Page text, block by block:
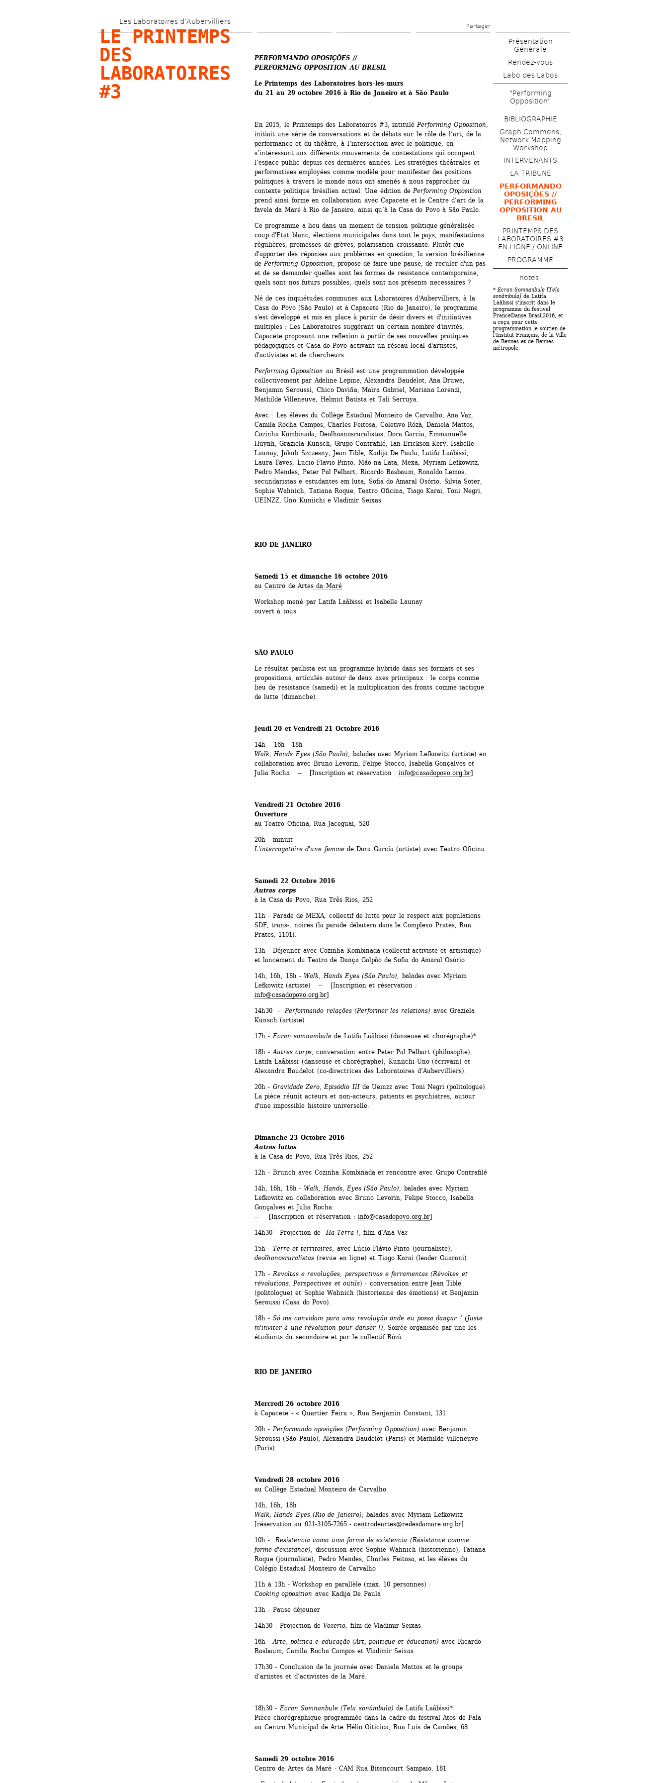
contenu
Les Laboratoires d’Aubervilliers
Partager
LE PRINTEMPS
DES
LABORATOIRES
#3
PERFORMANDO OPOSIÇÕES //
PERFORMING OPPOSITION AU BRESIL
Le Printemps des Laboratoires hors-les-murs
du 21 au 29 octobre 2016 à Rio de Janeiro et à São Paulo
En 2015, le Printemps des Laboratoires #3, intitulé Performing Opposition,
initiait une série de conversations et de débats sur le rôle de l’art, de la
performance et du théâtre, à l’intersection avec le politique, en
s’intéressant aux différents mouvements de contestations qui occupent
l’espace public depuis ces dernières années. Les stratégies théâtrales et
performatives employées comme modèle pour manifester des positions
politiques à travers le monde nous ont amenés à nous rapprocher du
contexte politique brésilien actuel. Une édition de Performing Opposition
prend ainsi forme en collaboration avec Capacete et le Centre d’art de la
favela da Maré à Rio de Janeiro, ainsi qu’à la Casa do Povo à São Paulo.
Ce programme a lieu dans un moment de tension politique généralisée -
coup d'Etat blanc, élections municipales dans tout le pays, manifestations
régulières, promesses de grèves, polarisation croissante. Plutôt que
d'apporter des réponses aux problèmes en question, la version brésilienne
de Performing Opposition, propose de faire une pause, de reculer d'un pas
et de se demander quelles sont les formes de resistance contemporaine,
quels sont nos futurs possibles, quels sont nos présents necessaires ?
Né de ces inquiétudes communes aux Laboratoires d'Aubervilliers, à la
Casa do Povo (São Paulo) et à Capacete (Rio de Janeiro), le programme
s'est développé et mis en place à partir de désir divers et d'initiatives
multiples : Les Laboratoires suggérant un certain nombre d'invités,
Capacete proposant une reflexion à partir de ses nouvelles pratiques
pédagogiques et Casa do Povo activant un réseau local d'artistes,
d'activistes et de chercheurs.
Performing Opposition au Brésil est une programmation développée
collectivement par Adeline Lepine, Alexandra Baudelot, Ana Druwe,
Benjamin Seroussi, Chico Daviña, Maïra Gabriel, Mariana Lorenzi,
Mathilde Villeneuve, Helmut Batista et Tali Serruya.
Avec : Les élèves du Collège Estadual Monteiro de Carvalho, Ana Vaz,
Camila Rocha Campos, Charles Feitosa, Coletivo Rózà, Daniela Mattos,
Cozinha Kombinada, Deolhosnosruralistas, Dora Garcia, Emmanuelle
Huynh, Graziela Kunsch, Grupo Contrafilé, Ian Erickson-Kery, Isabelle
Launay, Jakub Szczesny, Jean Tible, Kadija De Paula, Latifa Laâbissi,
Laura Taves, Lucio Flavio Pinto, Mão na Lata, Mexa, Myriam Lefkowitz,
Pedro Mendes, Peter Pal Pelbart, Ricardo Basbaum, Ronaldo Lemos,
secundaristas e estudantes em luta, Sofia do Amaral Osório, Silvia Soter,
Sophie Wahnich, Tatiana Roque, Teatro Oficina, Tiago Karai, Toni Negri,
UEINZZ, Uno Kuniichi e Vladimir Seixas.
RIO DE JANEIRO
Samedi 15 et dimanche 16 octobre 2016
au Centro de Artes da Maré
Workshop mené par Latifa Laâbissi et Isabelle Launay
ouvert à tous
SÃO PAULO
Le résultat paulista est un programme hybride dans ses formats et ses
propositions, articulés autour de deux axes principaux : le corps comme
lieu de resistance (samedi) et la multiplication des fronts comme tactique
de lutte (dimanche).
Jeudi 20 et Vendredi 21 Octobre 2016
14h – 16h - 18h
Walk, Hands Eyes (São Paulo), balades avec Myriam Lefkowitz (artiste) en
collaboration avec Bruno Levorin, Felipe Stocco, Isabella Gonçalves et
Julia Rocha -- [Inscription et réservation : info@casadopovo.org.br]
Vendredi 21 Octobre 2016
Ouverture
au Teatro Oficina, Rua Jaceguai, 520
20h - minuit
L'interrogatoire d'une femmede Dora García (artiste) avec Teatro Oficina
Samedi 22 Octobre 2016
Autres corps
à la Casa de Povo, Rua Três Rios, 252
11h - Parade de MEXA, collectif de lutte pour le respect aux populations
SDF, trans-, noires (la parade débutera dans le Complexo Prates, Rua
Prates, 1101).
13h - Déjeuner avec Cozinha Kombinada (collectif activiste et artistique)
et lancement du Teatro de Dança Galpão de Sofia do Amaral Osório
14h, 16h, 18h - Walk, Hands Eyes (São Paulo), balades avec Myriam
Lefkowitz (artiste) -- [Inscription et réservation :
info@casadopovo.org.br]
14h30 - Performando relações (Performer les relations) avec Graziela
Kunsch (artiste)
17h - Ecran somnambulede Latifa Laâbissi (danseuse et chorégraphe)*
18h - Autres corps, conversation entre Peter Pal Pelbart (philosophe),
Latifa Laâbissi (danseuse et chorégraphe), Kuniichi Uno (écrivain) et
Alexandra Baudelot (co-directrices des Laboratoires d’Aubervilliers).
20h - Gravidade Zero, Episódio IIIde Ueinzz avec Toni Negri (politologue).
La pièce réunit acteurs et non-acteurs, patients et psychiatres, autour
d'une impossible histoire universelle.
Dimanche 23 Octobre 2016
Autres luttes
à la Casa de Povo, Rua Três Rios, 252
12h - Brunch avec Cozinha Kombinada et rencontre avec Grupo Contrafilé
14h, 16h, 18h - Walk, Hands, Eyes (São Paulo), balades avec Myriam
Lefkowitz en collaboration avec Bruno Levorin, Felipe Stocco, Isabella
Gonçalves et Julia Rocha
-- [Inscription et réservation : info@casadopovo.org.br]
14h30 - Projection de Ha Terra !, film d’Ana Vaz
15h - Terre et territoires, avec Lúcio Flávio Pinto (journaliste),
deolhonosruralistas (revue en ligne) et Tiago Karai (leader Guarani)
17h - Revoltas e revoluções, perspectivas e ferramentas (Révoltes et
révolutions. Perspectives et outils) - conversation entre Jean Tible
(politologue) et Sophie Wahnich (historienne des émotions) et Benjamin
Seroussi (Casa do Povo).
18h - Só me convidam para uma revolução onde eu possa dançar ! (Juste
m'inviter à une révolution pour danser !), Soirée organisée par une les
étudiants du secondaire et par le collectif Rózà
RIO DE JANEIRO
Mercredi 26 octobre 2016
à Capacete - « Quartier Feira », Rua Benjamin Constant, 131
20h - Performando oposições (Performing Opposition) avec Benjamin
Seroussi (São Paulo), Alexandra Baudelot (Paris) et Mathilde Villeneuve
(Paris)
Vendredi 28 octobre 2016
au Collège Estadual Monteiro de Carvalho
14h, 16h, 18h
Walk, Hands Eyes (Rio de Janeiro), balades avec Myriam Lefkowitz
[réservation au 021-3105-7265 - centrodeartes@redesdamare.org.br]
10h - Resistencia como uma forma de existencia (Résistance comme
forme d'existance), discussion avec Sophie Wahnich (historienne), Tatiana
Roque (journaliste), Pedro Mendes, Charles Feitosa, et les élèves du
Colégio Estadual Monteiro de Carvalho
11h à 13h - Workshop en parallèle (max. 10 personnes) :
Cooking opposition avec Kadija De Paula
13h - Pause déjeuner
14h30 - Projection de Vozerio, film de Vladimir Seixas
16h - Arte, politica e educação (Art, politique et éducation) avec Ricardo
Basbaum, Camila Rocha Campos et Vladimir Seixas
17h30 - Conclusion de la journée avec Daniela Mattos et le groupe
d’artistes et d’activistes de la Maré.
18h30 - Ecran Somnanbule (Tela sonâmbula) de Latifa Laâbissi*
Pièce chorégraphique programmée dans la cadre du festival Atos de Fala
au Centro Municipal de Arte Hélio Oiticica, Rua Luís de Camões, 68
Samedi 29 octobre 2016
Centro de Artes da Maré - CAM Rua Bitencourt Sampaio, 181
Présentation
Générale
Rendez-vous
Labo des Labos
"Performing
Opposition"
BIBLIOGRAPHIE
Graph Commons,
Network Mapping
Workshop
INTERVENANTS
LA TRIBUNE
PERFORMANDO
OPOSIÇÕES //
PERFORMING
OPPOSITION AU
BRESIL
PRINTEMPS DES
LABORATOIRES #3
EN LIGNE / ONLINE
PROGRAMME
notes:
* Ecran Somnanbule [Tela
sonâmbula] de Latifa
Laâbissi s'inscrit dans le
programme du festival
FranceDanse Brasil2016, et
a reçu pour cette
programmation le soutien de
l'Institut Français, de la Ville
de Rennes et de Rennes
métropole.